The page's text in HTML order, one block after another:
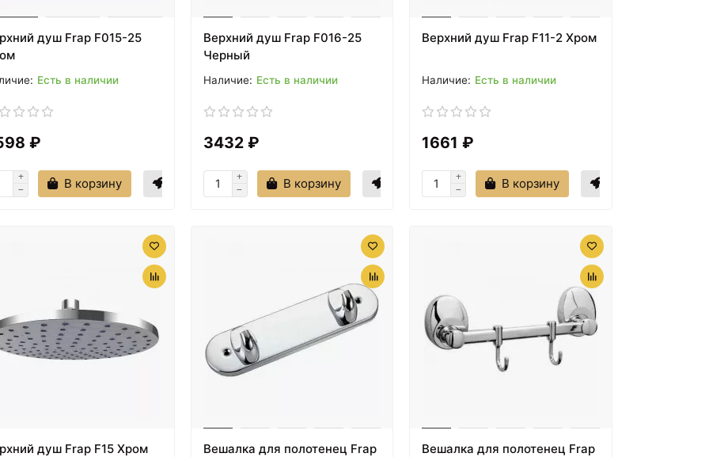
душ Frap F015-25
Есть в наличии
₽
В корзину
Верхний душ Frap F016-25
Черный
Есть в наличии
3432 ₽
В корзину
Верхний душ Frap F11-2 Хром
Есть в наличии
1661 ₽
В корзину
душ Frap F15 Хром
Вешалка для полотенец Frap
Вешалка для полотенец Frap